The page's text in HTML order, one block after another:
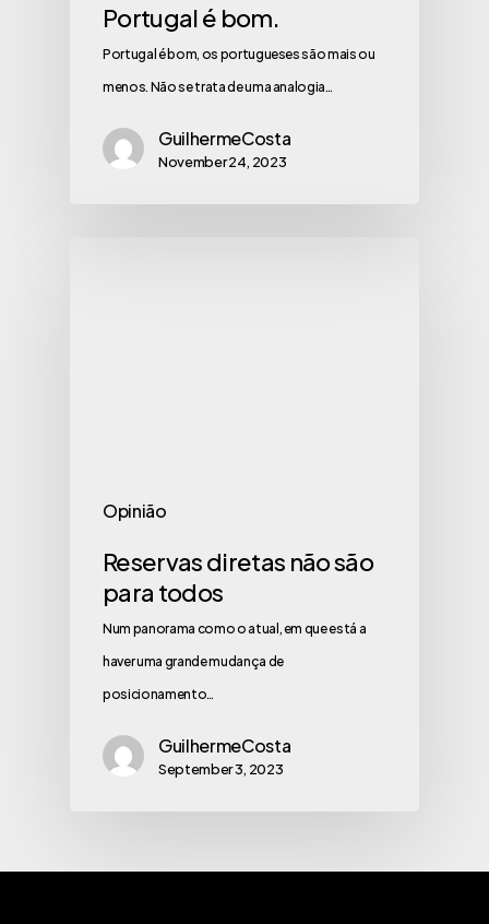
Portugal é bom.
Portugal é bom, os portugueses são mais ou
menos. Não se trata de uma analogia…
GuilhermeCosta
November 24, 2023
Opinião
Reservas diretas não são
para todos
Num panorama como o atual, em que está a
haver uma grande mudança de
posicionamento…
GuilhermeCosta
September 3, 2023